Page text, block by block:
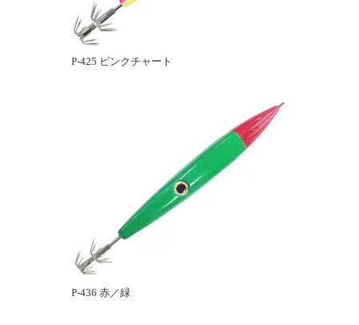
P-425 ピンクチャート
P-436 赤／緑